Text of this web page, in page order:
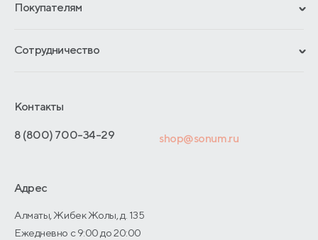
Гарантии
Отзывы покупателей
Покупателям
Обмен и возврат
Адреса магазинов
Договор-оферты
Сотрудничество
Отельерам
Контакты
8 (800) 700-34-29 shop@sonum.ru
Адрес
Алматы, Жибек Жолы, д. 135
Ежедневно с 9:00 до 20:00